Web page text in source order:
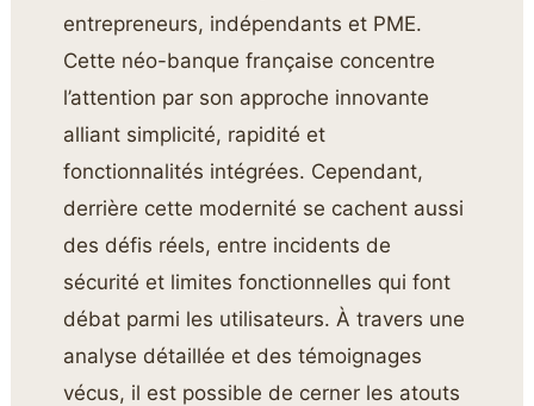
entrepreneurs, indépendants et PME.
Cette néo-banque française concentre
l’attention par son approche innovante
alliant simplicité, rapidité et
fonctionnalités intégrées. Cependant,
derrière cette modernité se cachent aussi
des défis réels, entre incidents de
sécurité et limites fonctionnelles qui font
débat parmi les utilisateurs. À travers une
analyse détaillée et des témoignages
vécus, il est possible de cerner les atouts